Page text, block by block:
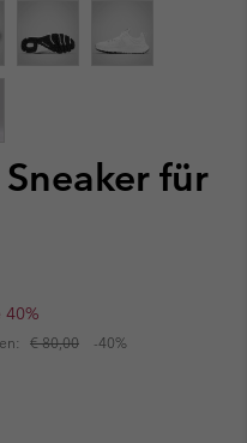
für
40%
€ 80,00 -40%